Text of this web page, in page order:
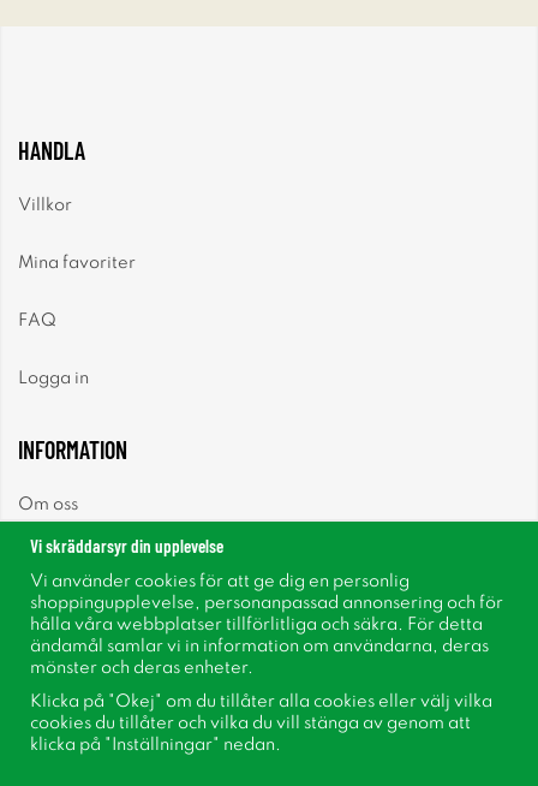
HANDLA
Villkor
Mina favoriter
FAQ
Logga in
INFORMATION
Om oss
Nyhetsbrev
Om cookies
Inspiration
Vi skräddarsyr din upplevelse
Vi använder cookies för att ge dig en personlig
shoppingupplevelse, personanpassad annonsering och för
hålla våra webbplatser tillförlitliga och säkra. För detta
ändamål samlar vi in information om användarna, deras
mönster och deras enheter.
Klicka på "Okej" om du tillåter alla cookies eller välj vilka
cookies du tillåter och vilka du vill stänga av genom att
klicka på "Inställningar" nedan.